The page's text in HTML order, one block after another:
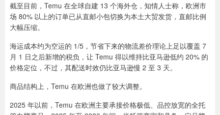
截至目前，Temu 在全球自建 13 个海外仓，知情人士称，欧洲市
场 80% 以上的订单已从直邮小包切换为本土大贸发货，直邮比例
大幅压缩。
海运成本约为空运的 1/5，节省下来的物流差价理论上足以覆盖 7
月 1 日之后新增的税负，让 Temu 得以维持比亚马逊低约 20% 的
价格定位，不过，其配送时效仍比亚马逊慢 2 至 3 天。
商品结构上，Temu 在欧洲也做了较大调整。
2025 年以前，Temu 在欧洲主要承接价格极低、品控放宽的全托